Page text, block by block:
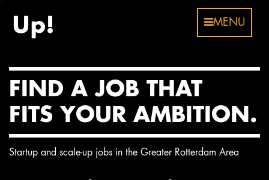
MENU
FIND A JOB THAT
FITS YOUR AMBITION.
Startup and scale-up jobs in the Greater Rotterdam Area